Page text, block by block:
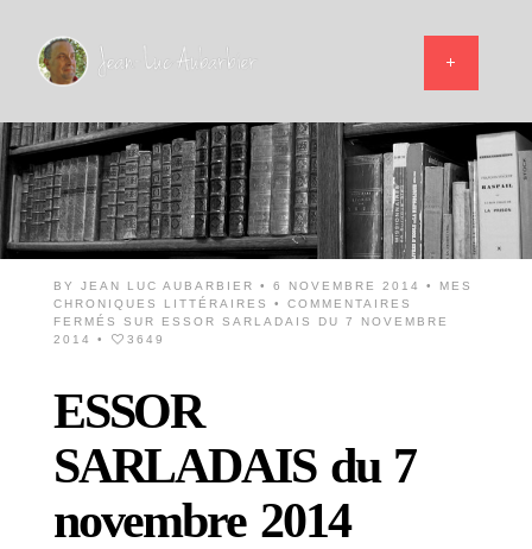
BY JEAN LUC AUBARBIER • 6 NOVEMBRE 2014 •
MES
CHRONIQUES LITTÉRAIRES
• COMMENTAIRES
FERMÉS
SUR ESSOR SARLADAIS DU 7 NOVEMBRE
2014
• 3649
ESSOR
SARLADAIS du 7
novembre 2014